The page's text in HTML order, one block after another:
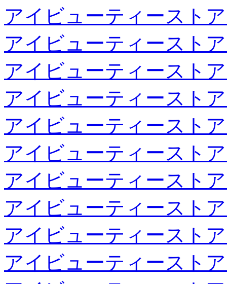
アイビューティースト
アイビューティースト
アイビューティースト
アイビューティースト
アイビューティースト
アイビューティースト
アイビューティースト
アイビューティースト
アイビューティースト
アイビューティースト